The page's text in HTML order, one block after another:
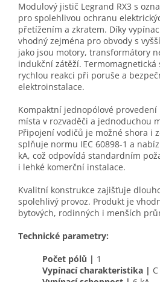
Modulový jistič Legrand RX3 s
pro spolehlivou ochranu
přetížením a zkratem. Díky
vhodný zejména pro obvody s
jako jsou motory, transformátory
indukční zátěží. Termomagnetická
rychlou reakci při poruše a
elektroinstalace.
Kompaktní jednopólové
místa v rozvaděči a jednoduchou
Připojení vodičů je možné shora i
splňuje normu IEC 60898-1 a
kA, což odpovídá standardním
i lehké komerční instalace.
Kvalitní konstrukce zajišťuje
spolehlivý provoz. Produkt je
bytových, rodinných i menších
Technické parametry:
Počet pólů | 1
Vypínací charakteristika | C